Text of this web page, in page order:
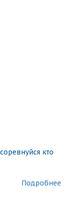
кто
Подробнее